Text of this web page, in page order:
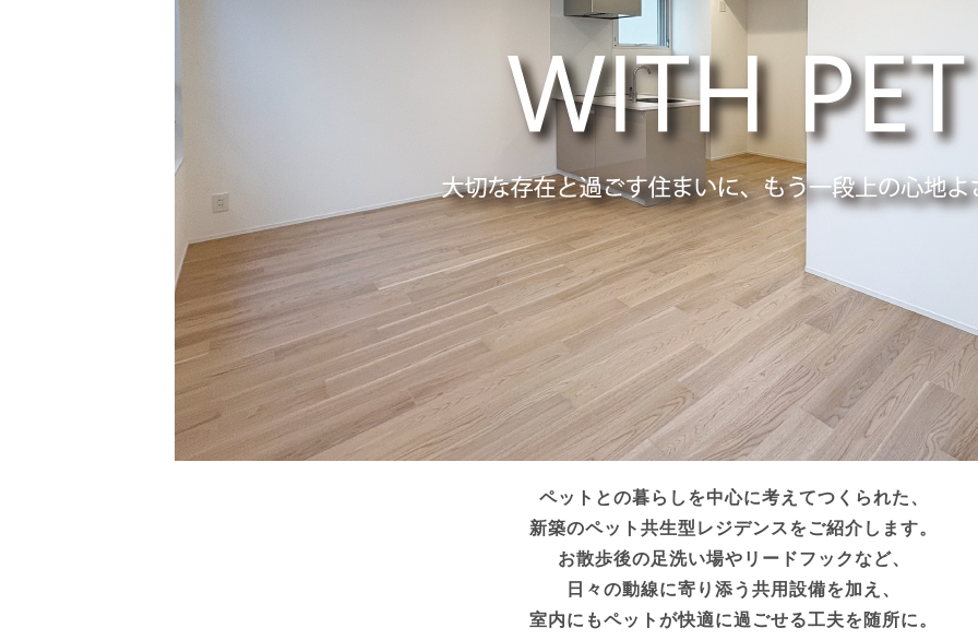
ペットとの暮らしを中心に考えてつくられた、
新築のペット共生型レジデンスをご紹介します。
お散歩後の足洗い場やリードフックなど、
日々の動線に寄り添う共用設備を加え、
室内にもペットが快適に過ごせる工夫を随所に。